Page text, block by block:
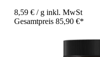
8,59 € / g inkl. MwSt
Gesamtpreis 85,90 €*